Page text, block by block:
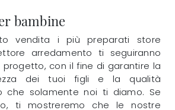
bambine
vendita i più preparati store
arredamento ti seguiranno
con il fine di garantire la
dei tuoi figli e la qualità
che solamente noi ti diamo. Se
ti mostreremo che le nostre